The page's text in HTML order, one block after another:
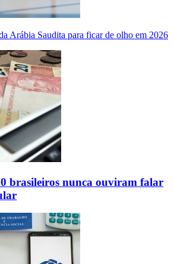
Arábia Saudita para ficar de olho em 2026
brasileiros nunca ouviram falar